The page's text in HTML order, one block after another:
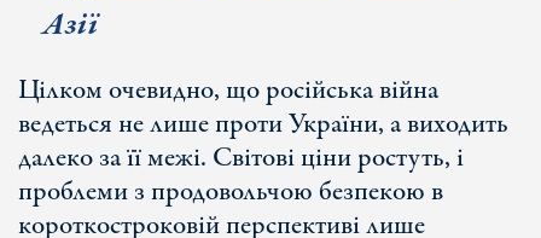
Азії
Цілком очевидно, що російська війна
ведеться не лише проти України, а виходить
далеко за її межі. Світові ціни ростуть, і
проблеми з продовольчою безпекою в
короткостроковій перспективі лише